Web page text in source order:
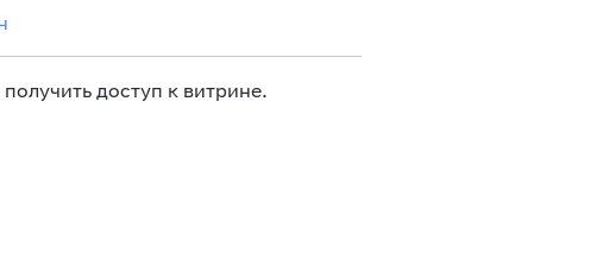
доступ к витрине.